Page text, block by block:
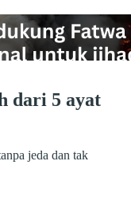
dari 5 ayat
jeda dan tak